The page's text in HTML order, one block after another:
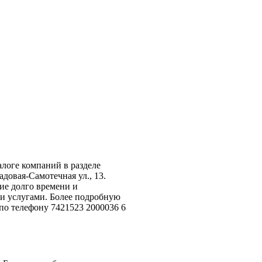
компаний в разделе
Самотечная ул., 13.
долго времени и
услугами. Более подробную
телефону 7421523 2000036 6